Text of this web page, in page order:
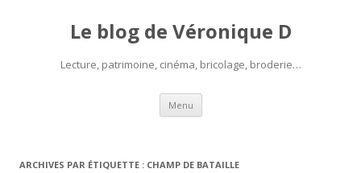
Le blog de Véronique D
Lecture, patrimoine, cinéma, bricolage, broderie…
Menu Aller
contenu
ARCHIVES PAR ÉTIQUETTE : CHAMP DE BATAILLE